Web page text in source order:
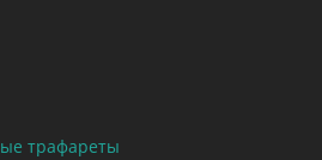
трафареты